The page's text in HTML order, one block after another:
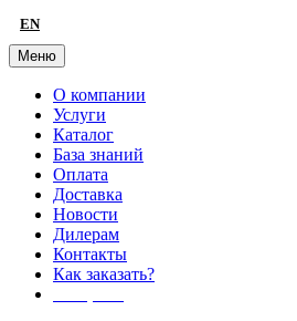
EN
Меню
О компании
Услуги
Каталог
База знаний
Оплата
Доставка
Новости
Дилерам
Контакты
Как заказать?